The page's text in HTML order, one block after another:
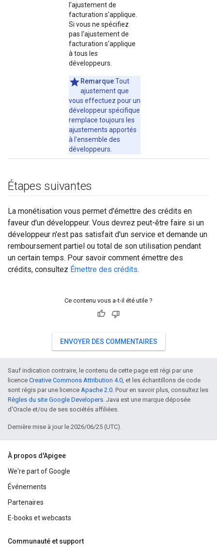
l'ajustement de
facturation s'applique.
Si vous ne spécifiez
pas l'ajustement de
facturation s'applique
à tous les
développeurs.
Remarque:Tout
ajustement que
vous effectuez pour un
développeur spécifique
remplace toujours les
ajustements apportés
à l'ensemble des
développeurs.
Étapes suivantes
La monétisation vous permet d'émettre des crédits en
faveur d'un développeur. Vous devrez peut-être faire si un
développeur n'est pas satisfait d'un service et demande un
remboursement partiel ou total de son utilisation pendant
un certain temps. Pour savoir comment émettre des
crédits, consultez Émettre des crédits.
Ce contenu vous a-t-il été utile ?
ENVOYER DES COMMENTAIRES
Sauf indication contraire, le contenu de cette page est régi par une
licence Creative Commons Attribution 4.0 , et les échantillons de code
sont régis par une licence Apache 2.0 . Pour en savoir plus, consultez les
Règles du site Google Developers . Java est une marque déposée
d'Oracle et/ou de ses sociétés affiliées.
Dernière mise à jour le 2026/06/25 (UTC).
À propos d'Apigee
We're part of Google
Événements
Partenaires
E-books et webcasts
Communauté et support